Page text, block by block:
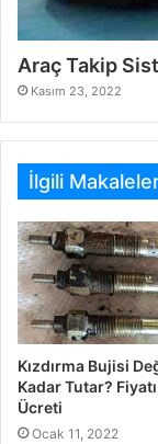
Araç Takip
Kasım 23, 2022
İlgili
Kızdırma Bujisi
Kadar Tutar?
Ücreti
Ocak 11, 2022